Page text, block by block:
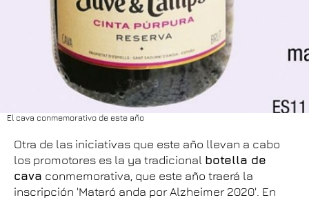
El cava conmemorativo de este año
Otra de las iniciativas que este año llevan a cabo
los promotores es la ya tradicional botella de
cava conmemorativa, que este año traerá la
inscripción 'Mataró anda por Alzheimer 2020'. En